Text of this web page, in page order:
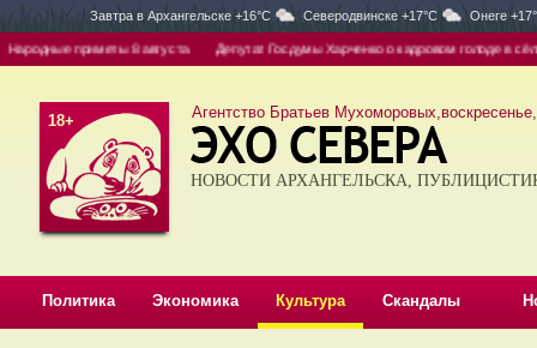
Завтра в Архангельске +16°C Северодвинске +17°C Онеге
приметы 8 августа Депутат Госдумы Харченко о кадровом голоде в
18+ Агентство Братьев
НОВОСТИ АРХАНГЕЛЬСКА,
Политика Экономика Культура Скандалы